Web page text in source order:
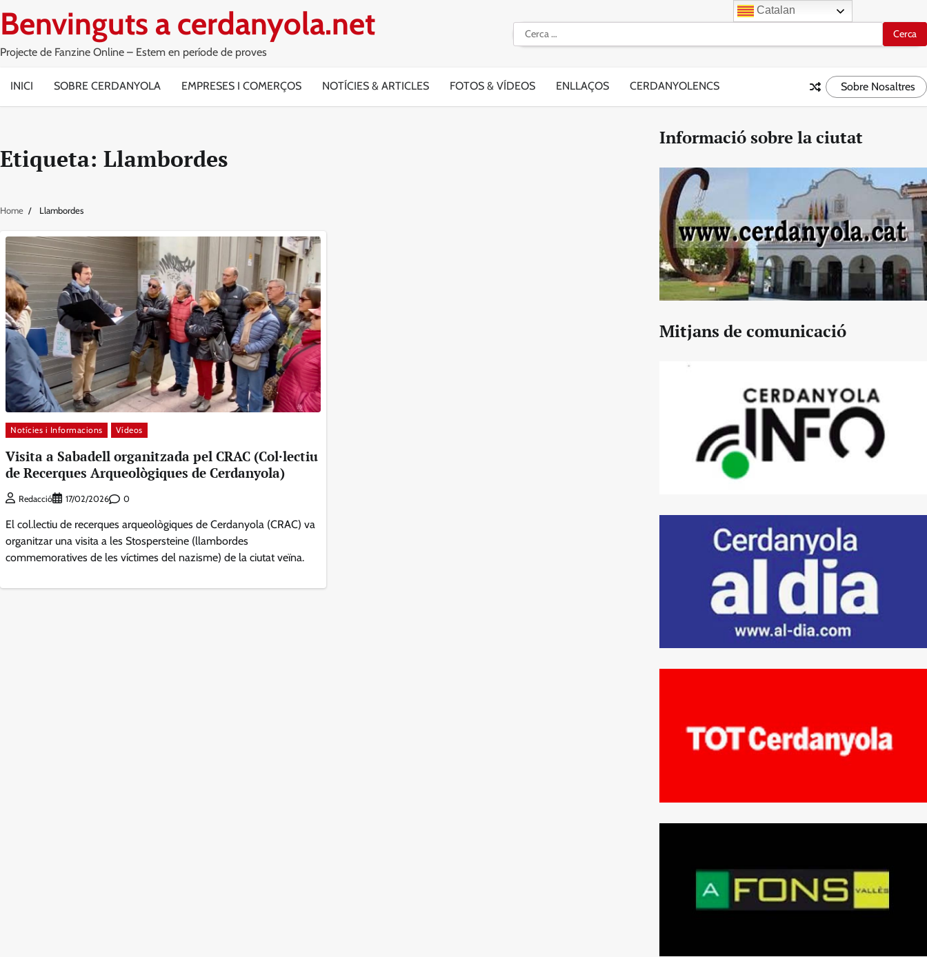
to
Benvinguts a cerdanyola.net
Projecte de Fanzine Online – Estem en període de proves
Cerca:
INICI SOBRE CERDANYOLA EMPRESES I COMERÇOS NOTÍCIES & ARTICLES FOTOS & VÍDEOS ENLLAÇOS CERDANYOLENCS Sobre Nosaltres
Etiqueta: Llambordes
Home Llambordes
Notícies i Informacions Vídeos
Visita a Sabadell organitzada pel CRAC (Col·lectiu
de Recerques Arqueològiques de Cerdanyola)
Redacció 17/02/2026 0
El col.lectiu de recerques arqueològiques de Cerdanyola (CRAC) va
organitzar una visita a les Stospersteine (llambordes
commemoratives de les víctimes del nazisme) de la ciutat veïna.
Informació sobre la ciutat
Mitjans de comunicació
Catalan